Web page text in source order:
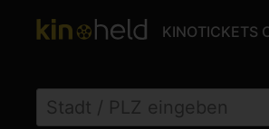
KINOTICKETS